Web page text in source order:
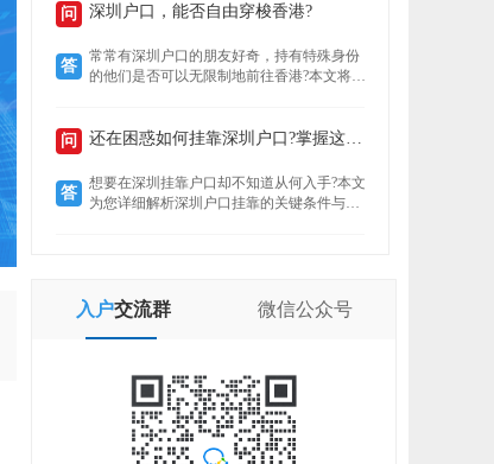
定就业者还是创业者，总有一条通道助你扎
自身条件，是高效落户的关键。
问 深圳户口，能否自由穿梭香港?
答
常常有深圳户口的朋友好奇，持有特殊身份
的他们是否可以无限制地前往香港?本文将揭
问 还在困惑如何挂靠深圳户口?掌握这些要点轻松...
答
想要在深圳挂靠户口却不知道从何入手?本文
为您详细解析深圳户口挂靠的关键条件与所
入户交流群 微信公众号